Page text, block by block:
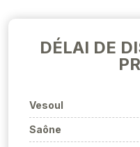
DÉLAI DE
Vesoul
Saône